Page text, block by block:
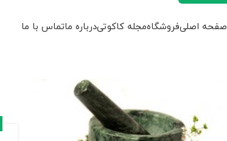
صفحه اصلیفروشگاهمجله کاکوتیدرباره ماتماس با ما